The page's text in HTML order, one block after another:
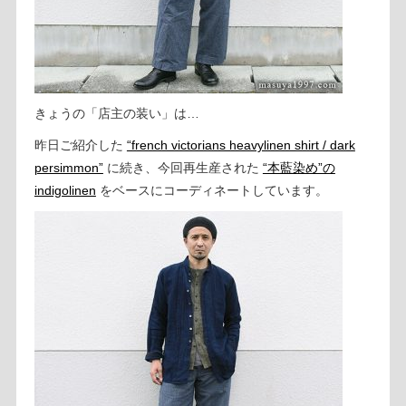
きょうの「店主の装い」は…
昨日ご紹介した “french victorians heavylinen shirt / dark
persimmon”に続き、今回再生産された “本藍染め”の
indigolinen をベースにコーディネートしています。